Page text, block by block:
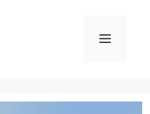
Меню